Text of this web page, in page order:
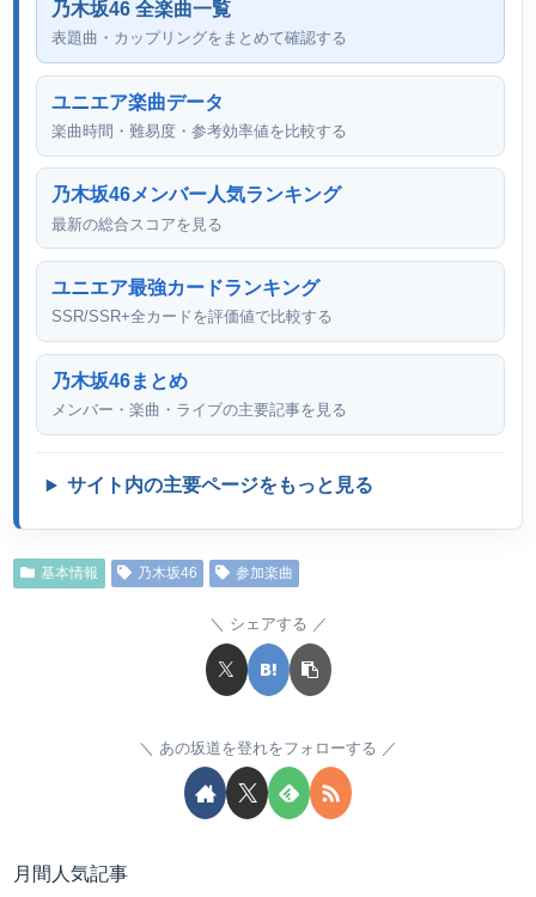
乃木坂46 全楽曲一覧
表題曲・カップリングをまとめて確認する
ユニエア楽曲データ
楽曲時間・難易度・参考効率値を比較する
乃木坂46メンバー人気ランキング
最新の総合スコアを見る
ユニエア最強カードランキング
SSR/SSR+全カードを評価値で比較する
乃木坂46まとめ
メンバー・楽曲・ライブの主要記事を見る
サイト内の主要ページをもっと見る
基本情報 乃木坂46 参加楽曲
シェアする
あの坂道を登れをフォローする
月間人気記事